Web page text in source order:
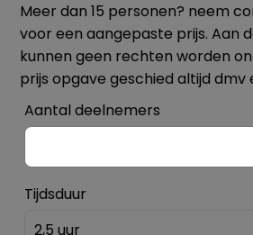
Meer dan 15 personen? neem
voor een aangepaste prijs. Aan
kunnen geen rechten worden
prijs opgave geschied altijd dmv
Aantal deelnemers
Tijdsduur